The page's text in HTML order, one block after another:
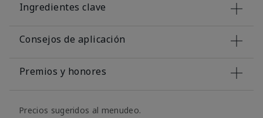
Ingredientes clave
Consejos de aplicación
Premios y honores
Precios sugeridos al menudeo.